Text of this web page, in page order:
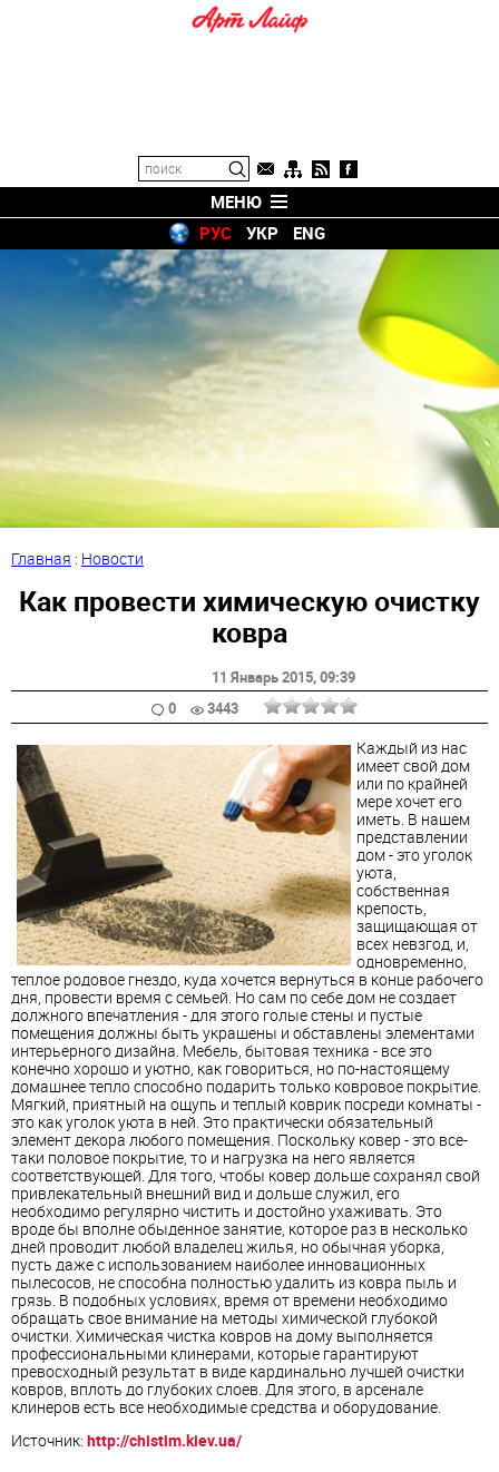
МЕНЮ
РУС
УКР ENG
Главная : Новости
Как провести химическую очистку
ковра
11 Январь 2015, 09:39
0
3443
Каждый из нас
имеет свой дом
или по крайней
мере хочет его
иметь. В нашем
представлении
дом - это уголок
уюта,
собственная
крепость,
защищающая от
всех невзгод, и,
одновременно,
теплое родовое гнездо, куда хочется вернуться в конце рабочего
дня, провести время с семьей. Но сам по себе дом не создает
должного впечатления - для этого голые стены и пустые
помещения должны быть украшены и обставлены элементами
интерьерного дизайна. Мебель, бытовая техника - все это
конечно хорошо и уютно, как говориться, но по-настоящему
домашнее тепло способно подарить только ковровое покрытие.
Мягкий, приятный на ощупь и теплый коврик посреди комнаты -
это как уголок уюта в ней. Это практически обязательный
элемент декора любого помещения. Поскольку ковер - это все-
таки половое покрытие, то и нагрузка на него является
соответствующей. Для того, чтобы ковер дольше сохранял свой
привлекательный внешний вид и дольше служил, его
необходимо регулярно чистить и достойно ухаживать. Это
вроде бы вполне обыденное занятие, которое раз в несколько
дней проводит любой владелец жилья, но обычная уборка,
пусть даже с использованием наиболее инновационных
пылесосов, не способна полностью удалить из ковра пыль и
грязь. В подобных условиях, время от времени необходимо
обращать свое внимание на методы химической глубокой
очистки. Химическая чистка ковров на дому выполняется
профессиональными клинерами, которые гарантируют
превосходный результат в виде кардинально лучшей очистки
ковров, вплоть до глубоких слоев. Для этого, в арсенале
клинеров есть все необходимые средства и оборудование.
Источник: http://chistim.kiev.ua/